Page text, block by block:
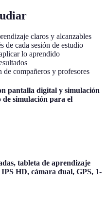
claros y alcanzables
de cada sesión de estudio
lo aprendido
compañeros y profesores
pantalla digital y simulación
simulación para el
tableta de aprendizaje
HD, cámara dual, GPS, 1-